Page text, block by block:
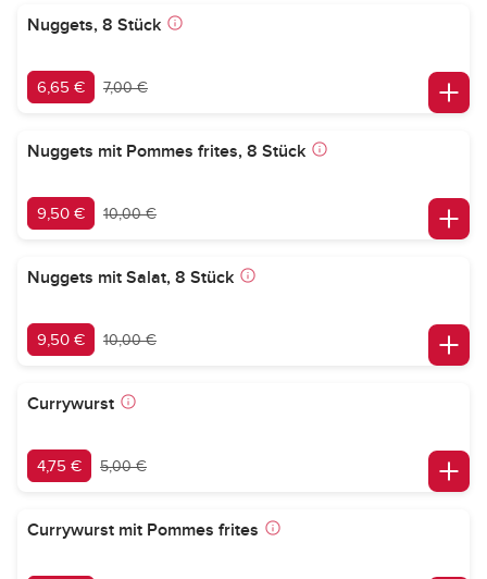
Nuggets, 8 Stück
6,65 € 7,00 €
Nuggets mit Pommes frites, 8 Stück
9,50 € 10,00 €
Nuggets mit Salat, 8 Stück
9,50 € 10,00 €
Currywurst
4,75 € 5,00 €
Currywurst mit Pommes frites